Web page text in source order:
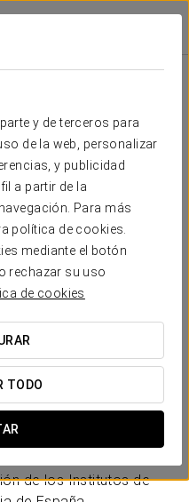
y de terceros para
de la web, personalizar
y publicidad
a partir de la
Para más
política de cookies.
mediante el botón
rechazar su uso
de cookies
TODO
Coordinadora
Institutos de
de
de los Institutos de